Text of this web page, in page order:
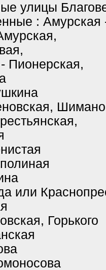
улицы
: Амурская
Пионерская,
или
Горького